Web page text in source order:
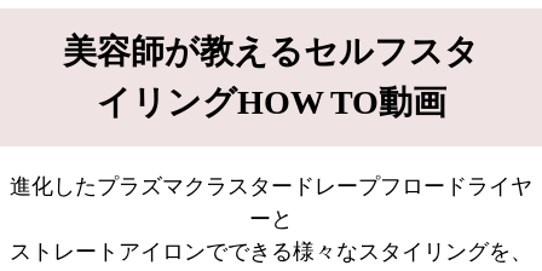
美容師が教えるセルフスタ
イリングHOW TO動画
進化したプラズマクラスタードレープフロードライヤ
ーと
ストレートアイロンでできる様々なスタイリングを、